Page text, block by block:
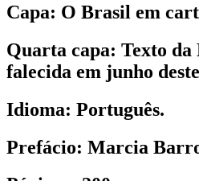
Capa: O Brasil em
Quarta capa: Texto da
falecida em junho
Idioma: Português.
Prefácio: Marcia